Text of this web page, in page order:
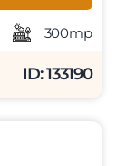
300mp
ID: 133190